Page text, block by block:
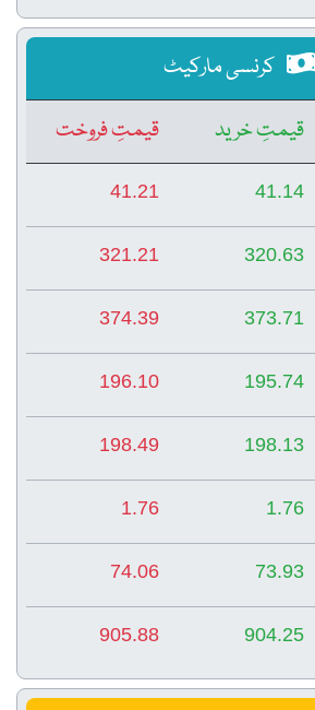
کرنسی مارکیٹ
قیمتِ خرید
قیمتِ فروخت
41.14
41.21
320.63
321.21
373.71
374.39
195.74
196.10
198.13
198.49
1.76
1.76
73.93
74.06
904.25
905.88